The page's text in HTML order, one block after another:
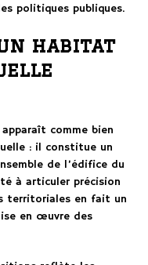
politiques publiques.
habitat
comme bien
: il constitue un
de l’édifice du
à articuler précision
territoriales en fait un
en œuvre des